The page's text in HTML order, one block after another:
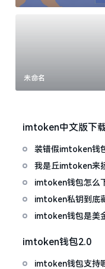
未命名
imtoken中文版下
装错假imtoken钱
招能救急
我是丘imtoken来
imtoken钱包怎么
imtoken私钥到底
imtoken钱包是美
imtoken钱包2.0
imtoken钱包支持